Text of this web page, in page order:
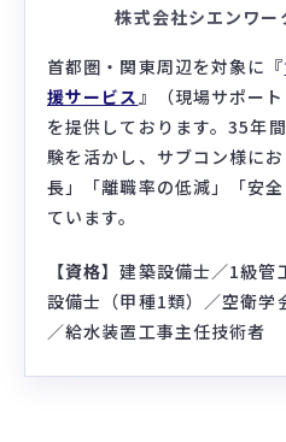
株式会社シエンワ
首都圏・関東周辺を対象に『
援サービス』（現場サポー
を提供しております。35年
験を活かし、サブコン様に
長」「離職率の低減」「安
ています。
【資格】建築設備士／1級管
設備士（甲種1類）／空衛学
／給水装置工事主任技術者